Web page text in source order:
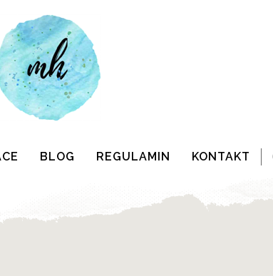
BLOG REGULAMIN KONTAKT